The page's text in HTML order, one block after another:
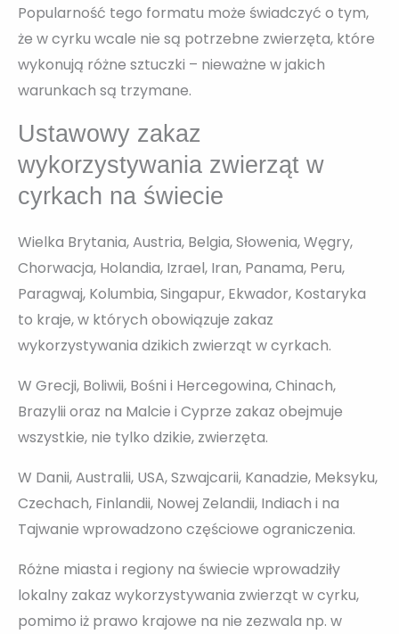
Popularność tego formatu może świadczyć o tym,
że w cyrku wcale nie są potrzebne zwierzęta, które
wykonują różne sztuczki – nieważne w jakich
warunkach są trzymane.
Ustawowy zakaz
wykorzystywania zwierząt w
cyrkach na świecie
Wielka Brytania, Austria, Belgia, Słowenia, Węgry,
Chorwacja, Holandia, Izrael, Iran, Panama, Peru,
Paragwaj, Kolumbia, Singapur, Ekwador, Kostaryka
to kraje, w których obowiązuje zakaz
wykorzystywania dzikich zwierząt w cyrkach.
W Grecji, Boliwii, Bośni i Hercegowina, Chinach,
Brazylii oraz na Malcie i Cyprze zakaz obejmuje
wszystkie, nie tylko dzikie, zwierzęta.
W Danii, Australii, USA, Szwajcarii, Kanadzie, Meksyku,
Czechach, Finlandii, Nowej Zelandii, Indiach i na
Tajwanie wprowadzono częściowe ograniczenia.
Różne miasta i regiony na świecie wprowadziły
lokalny zakaz wykorzystywania zwierząt w cyrku,
pomimo iż prawo krajowe na nie zezwala np. w